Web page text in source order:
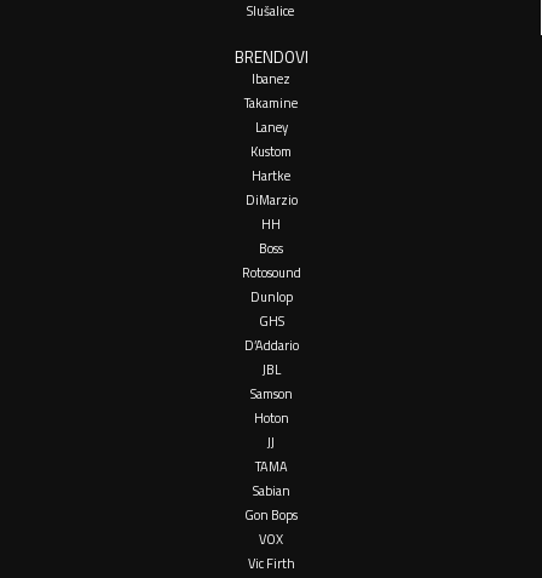
Slušalice
BRENDOVI
Ibanez
Takamine
Laney
Kustom
Hartke
DiMarzio
HH
Boss
Rotosound
Dunlop
GHS
D’Addario
JBL
Samson
Hoton
JJ
TAMA
Sabian
Gon Bops
VOX
Vic Firth